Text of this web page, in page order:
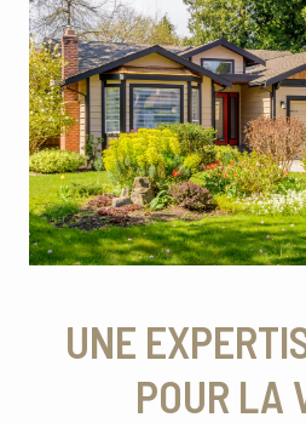
UNE
POUR LA